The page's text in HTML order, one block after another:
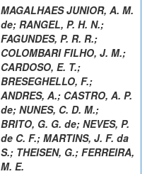
MAGALHAES JUNIOR, A. M.
de; RANGEL, P. H. N.;
FAGUNDES, P. R. R.;
COLOMBARI FILHO, J. M.;
CARDOSO, E. T.;
BRESEGHELLO, F.;
ANDRES, A.; CASTRO, A. P.
de; NUNES, C. D. M.;
BRITO, G. G. de; NEVES, P.
de C. F.; MARTINS, J. F. da
S.; THEISEN, G.; FERREIRA,
M. E.